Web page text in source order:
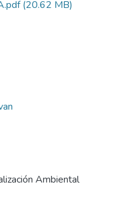
(20.62 MB)
Ambiental